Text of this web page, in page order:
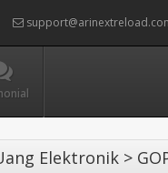
Elektronik >